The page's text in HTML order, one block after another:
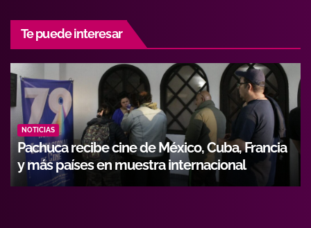
Te puede interesar
NOTICIAS
Hidalgo fortalece formación de operadores
con alianza entre Icathi y GEMI